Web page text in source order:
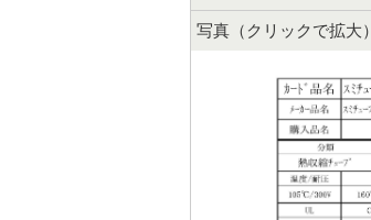
写真（クリックで拡大）